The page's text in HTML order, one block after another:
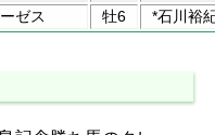
ゼス 牡6 *石川裕